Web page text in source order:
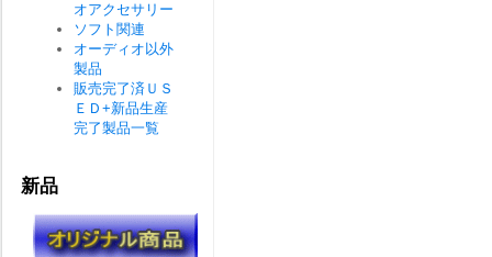
オアクセサリー
ソフト関連
オーディオ以外
製品
販売完了済ＵＳ
ＥＤ+新品生産
完了製品一覧
新品